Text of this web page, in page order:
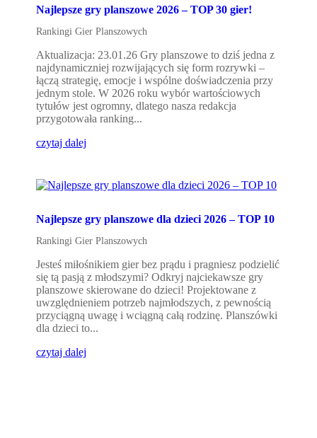
Najlepsze gry planszowe 2026 – TOP 30 gier!
Rankingi Gier Planszowych
Aktualizacja: 23.01.26 Gry planszowe to dziś jedna z
najdynamiczniej rozwijających się form rozrywki –
łączą strategię, emocje i wspólne doświadczenia przy
jednym stole. W 2026 roku wybór wartościowych
tytułów jest ogromny, dlatego nasza redakcja
przygotowała ranking...
czytaj dalej
Najlepsze gry planszowe dla dzieci 2026 – TOP 10
Rankingi Gier Planszowych
Jesteś miłośnikiem gier bez prądu i pragniesz podzielić
się tą pasją z młodszymi? Odkryj najciekawsze gry
planszowe skierowane do dzieci! Projektowane z
uwzględnieniem potrzeb najmłodszych, z pewnością
przyciągną uwagę i wciągną całą rodzinę. Planszówki
dla dzieci to...
czytaj dalej